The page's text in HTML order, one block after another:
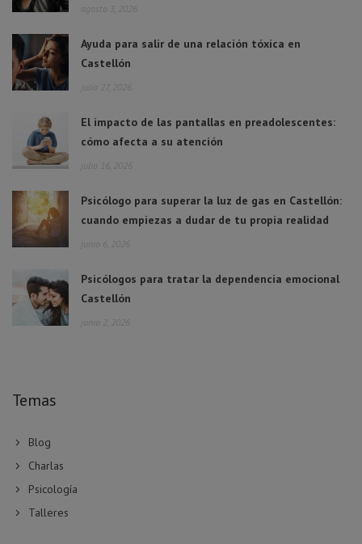
agosto 3, 2026
Ayuda para salir de una relación tóxica en
Castellón
julio 27, 2026
El impacto de las pantallas en preadolescentes:
cómo afecta a su atención
julio 16, 2026
Psicólogo para superar la luz de gas en Castellón:
cuando empiezas a dudar de tu propia realidad
junio 6, 2026
Psicólogos para tratar la dependencia emocional
Castellón
junio 2, 2026
Temas
Blog
Charlas
Psicología
Talleres